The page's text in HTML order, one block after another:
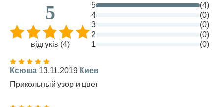
5
відгуків (4)
5
(4)
4
(0)
3
(0)
2
(0)
1
(0)
Ксюша 13.11.2019 Киев
Прикольный узор и цвет